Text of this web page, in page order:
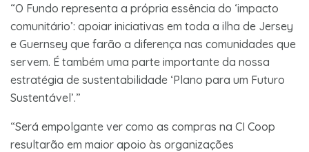
“O Fundo representa a própria essência do ‘impacto
comunitário’: apoiar iniciativas em toda a ilha de Jersey
e Guernsey que farão a diferença nas comunidades que
servem. É também uma parte importante da nossa
estratégia de sustentabilidade ‘Plano para um Futuro
Sustentável’.”
“Será empolgante ver como as compras na CI Coop
resultarão em maior apoio às organizações